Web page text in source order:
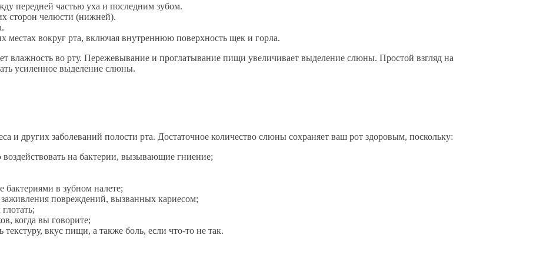
передней частью уха и последним зубом.
сторон челюсти (нижней).
вокруг рта, включая внутреннюю поверхность щек и горла.
влажность во рту. Пережевывание и проглатывание пищи увеличивает выделение слюны. Простой взгляд на
усиленное выделение слюны.
и других заболеваний полости рта. Достаточное количество слюны сохраняет ваш рот здоровым, поскольку:
на бактерии, вызывающие гниение;
в зубном налете;
повреждений, вызванных кариесом;
когда вы говорите;
вкус пищи, а также боль, если что-то не так.